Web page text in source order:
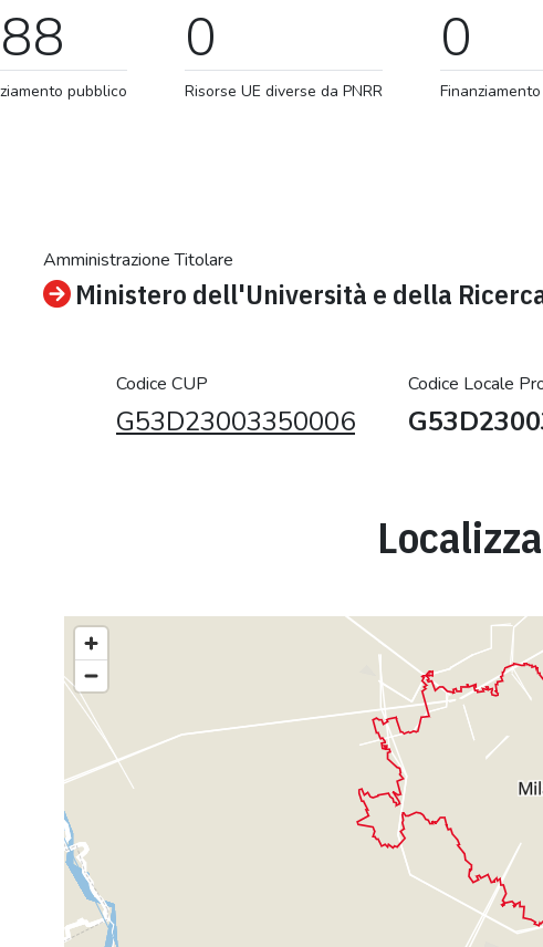
pubblico
0
Risorse UE diverse da PNRR
0
Amministrazione Titolare
Ministero dell'Università e della
Codice CUP
G53D23003350006
Codice Locale